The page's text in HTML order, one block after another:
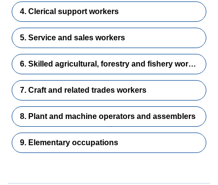
4. Clerical support workers
5. Service and sales workers
6. Skilled agricultural, forestry and fishery workers
7. Craft and related trades workers
8. Plant and machine operators and assemblers
9. Elementary occupations